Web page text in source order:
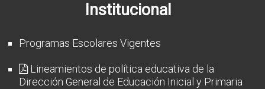
Institucional
Programas Escolares Vigentes
Lineamientos de política educativa de la
Dirección General de Educación Inicial y Primaria